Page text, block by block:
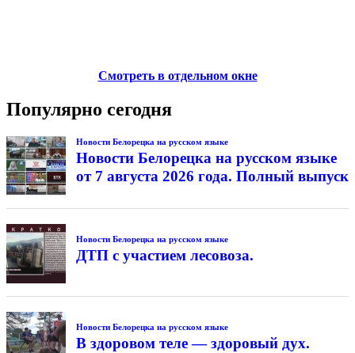
Смотреть в отдельном окне
Популярно сегодня
Новости Белорецка на русском языке
Новости Белорецка на русском языке
от 7 августа 2026 года. Полный выпуск
Новости Белорецка на русском языке
ДТП с участием лесовоза.
Новости Белорецка на русском языке
В здоровом теле — здоровый дух.